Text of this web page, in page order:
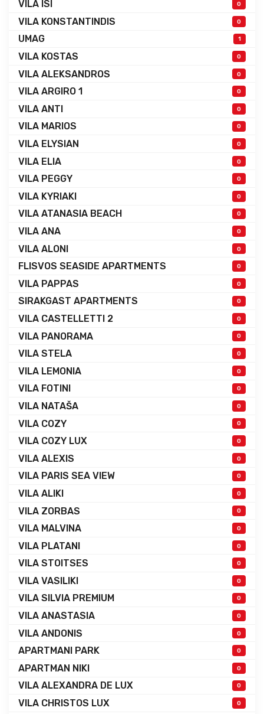
VILA ISI 0
VILA KONSTANTINDIS 0
UMAG 1
VILA KOSTAS 0
VILA ALEKSANDROS 0
VILA ARGIRO 1 0
VILA ANTI 0
VILA MARIOS 0
VILA ELYSIAN 0
VILA ELIA 0
VILA PEGGY 0
VILA KYRIAKI 0
VILA ATANASIA BEACH 0
VILA ANA 0
VILA ALONI 0
FLISVOS SEASIDE APARTMENTS 0
VILA PAPPAS 0
SIRAKGAST APARTMENTS 0
VILA CASTELLETTI 2 0
VILA PANORAMA 0
VILA STELA 0
VILA LEMONIA 0
VILA FOTINI 0
VILA NATAŠA 0
VILA COZY 0
VILA COZY LUX 0
VILA ALEXIS 0
VILA PARIS SEA VIEW 0
VILA ALIKI 0
VILA ZORBAS 0
VILA MALVINA 0
VILA PLATANI 0
VILA STOITSES 0
VILA VASILIKI 0
VILA SILVIA PREMIUM 0
VILA ANASTASIA 0
VILA ANDONIS 0
APARTMANI PARK 0
APARTMAN NIKI 0
VILA ALEXANDRA DE LUX 0
VILA CHRISTOS LUX 0